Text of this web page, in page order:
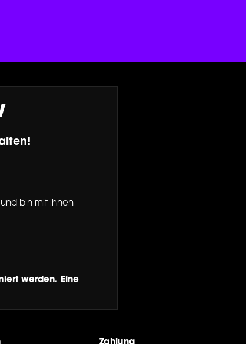
bin mit ihnen
werden. Eine